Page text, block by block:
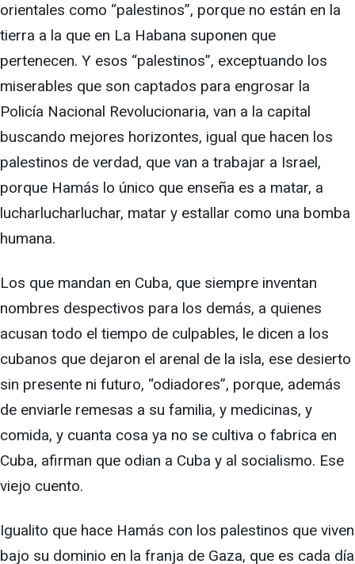
orientales como “palestinos”, porque no están en la
tierra a la que en La Habana suponen que
pertenecen. Y esos “palestinos”, exceptuando los
miserables que son captados para engrosar la
Policía Nacional Revolucionaria, van a la capital
buscando mejores horizontes, igual que hacen los
palestinos de verdad, que van a trabajar a Israel,
porque Hamás lo único que enseña es a matar, a
lucharlucharluchar, matar y estallar como una bomba
humana.
Los que mandan en Cuba, que siempre inventan
nombres despectivos para los demás, a quienes
acusan todo el tiempo de culpables, le dicen a los
cubanos que dejaron el arenal de la isla, ese desierto
sin presente ni futuro, “odiadores”, porque, además
de enviarle remesas a su familia, y medicinas, y
comida, y cuanta cosa ya no se cultiva o fabrica en
Cuba, afirman que odian a Cuba y al socialismo. Ese
viejo cuento.
Igualito que hace Hamás con los palestinos que viven
bajo su dominio en la franja de Gaza, que es cada día